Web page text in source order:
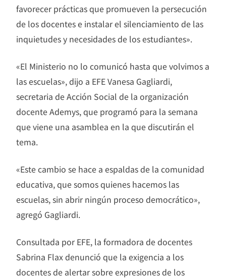
favorecer prácticas que promueven la persecución
de los docentes e instalar el silenciamiento de las
inquietudes y necesidades de los estudiantes».
«El Ministerio no lo comunicó hasta que volvimos a
las escuelas», dijo a EFE Vanesa Gagliardi,
secretaria de Acción Social de la organización
docente Ademys, que programó para la semana
que viene una asamblea en la que discutirán el
tema.
«Este cambio se hace a espaldas de la comunidad
educativa, que somos quienes hacemos las
escuelas, sin abrir ningún proceso democrático»,
agregó Gagliardi.
Consultada por EFE, la formadora de docentes
Sabrina Flax denunció que la exigencia a los
docentes de alertar sobre expresiones de los